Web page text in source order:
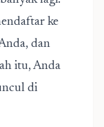
ke
dan
itu, Anda
di